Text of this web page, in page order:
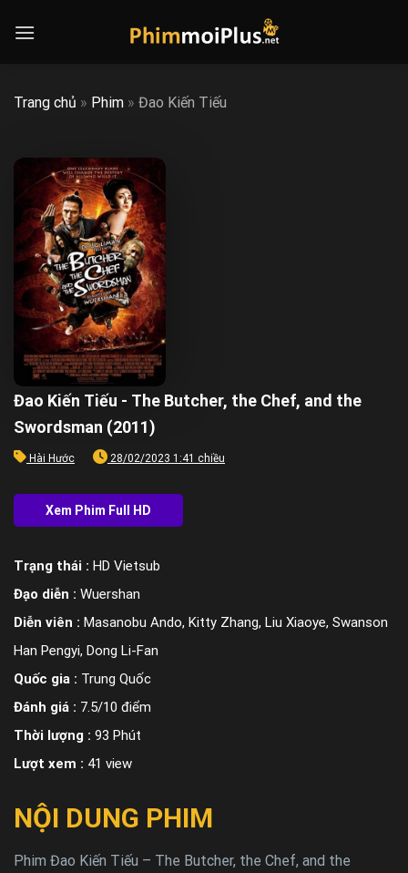
Trang chủ » Phim » Đao Kiến Tiếu
Đao Kiến Tiếu - The Butcher, the Chef, and the
Swordsman (2011)
Hài Hước 28/02/2023 1:41 chiều
Trạng thái : HD Vietsub
Đạo diễn : Wuershan
Diễn viên : Masanobu Ando, Kitty Zhang, Liu Xiaoye, Swanson
Han Pengyi, Dong Li-Fan
Quốc gia : Trung Quốc
Đánh giá : 7.5/10 điểm
Thời lượng : 93 Phút
Lượt xem : 41 view
NỘI DUNG PHIM
Phim Đao Kiến Tiếu – The Butcher, the Chef, and the